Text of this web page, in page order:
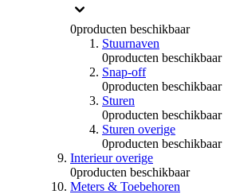
0producten beschikbaar
Stuurnaven
0producten beschikbaar
Snap-off
0producten beschikbaar
Sturen
0producten beschikbaar
Sturen overige
0producten beschikbaar
Interieur overige
0producten beschikbaar
Meters & Toebehoren